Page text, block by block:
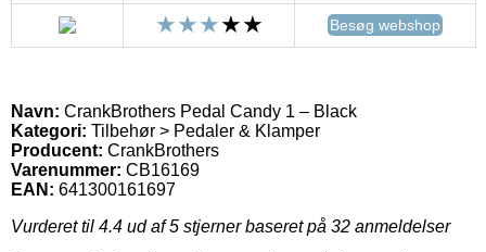
Besøg webshop
Navn: CrankBrothers Pedal Candy 1 – Black
Kategori: Tilbehør > Pedaler & Klamper
Producent: CrankBrothers
Varenummer: CB16169
EAN: 641300161697
Vurderet til 4.4 ud af 5 stjerner baseret på 32 anmeldelser